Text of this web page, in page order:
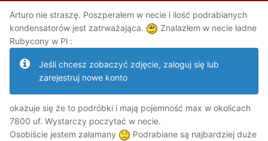
Arturo nie straszę. Poszperałem w necie i ilość podrabianych
kondensatorów jest zatrważająca.
Znalazłem w necie ładne
Rubycony w Pl :
Jeśli chcesz zobaczyć zdjęcie, zaloguj się lub
zarejestruj nowe konto
okazuje się że to podróbki i mają pojemność max w okolicach
7800 uf. Wystarczy poczytać w necie.
Osobiście jestem załamany
Podrabiane są najbardziej duże